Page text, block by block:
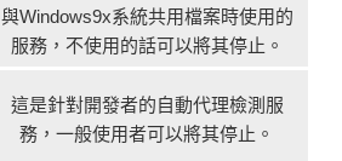
與Windows9x系統共用檔案時使用的
服務，不使用的話可以將其停止。
這是針對開發者的自動代理檢測服
務，一般使用者可以將其停止。